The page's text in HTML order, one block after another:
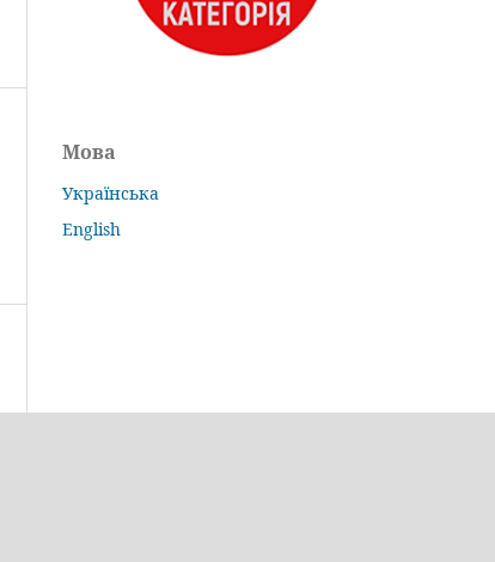
Мова
Українська
English